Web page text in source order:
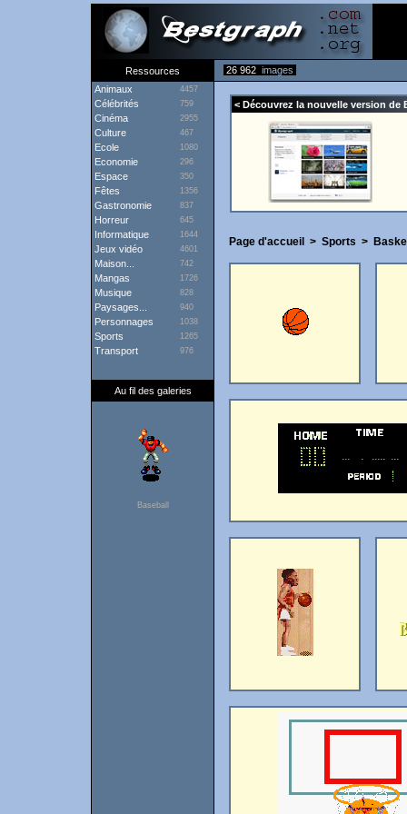
Ressources 26 962 images
Animaux
4457
Célébrités 759
Cinéma 2955
Culture 467
Ecole 1080
Economie 296
Espace 350
Fêtes 1356
Gastronomie 837
Horreur 645
Informatique 1644
Jeux vidéo 4601
Maison... 742
Mangas 1726
Musique 828
Paysages... 940
Personnages 1038
Sports 1265
Transport 976
Au fil des galeries
Baseball
< Découvrez la nouvelle version de
Page d'accueil > Sports >